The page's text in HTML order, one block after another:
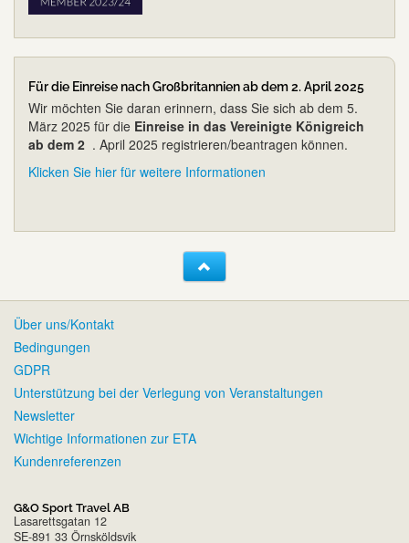
Für die Einreise nach Großbritannien ab dem 2. April 2025
Wir möchten Sie daran erinnern, dass Sie sich ab dem 5.
März 2025 für die Einreise in das Vereinigte Königreich
ab dem 2 . April 2025 registrieren/beantragen können.
Klicken Sie hier für weitere Informationen
Über uns/Kontakt
Bedingungen
GDPR
Unterstützung bei der Verlegung von Veranstaltungen
Newsletter
Wichtige Informationen zur ETA
Kundenreferenzen
G&O Sport Travel AB
Lasarettsgatan 12
SE-891 33 Örnsköldsvik